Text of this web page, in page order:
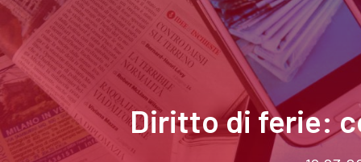
Diritto di ferie: